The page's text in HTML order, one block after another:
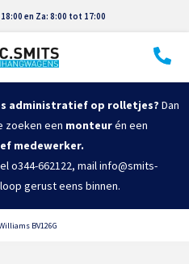
en Za: 8:00 tot 17:00
administratief op rolletjes? Dan
zoeken een monteurén een
medewerker.
o344-662122, mail info@smits-
gerust eens binnen.
BV126G